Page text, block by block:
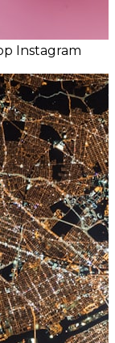
Instagram